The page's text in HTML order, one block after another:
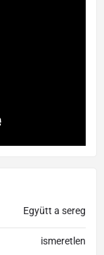
Együtt a sereg
ismeretlen